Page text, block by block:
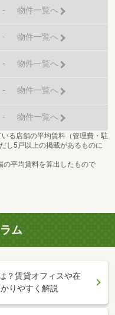
- 物件一覧へ
- 物件一覧へ
- 物件一覧へ
- 物件一覧へ
- 物件一覧へ
る店舗の平均賃料（管理費・駐
し5戸以上の掲載があるものに
平均賃料を算出したもので
ム
？賃貸オフィスや在
りやすく解説